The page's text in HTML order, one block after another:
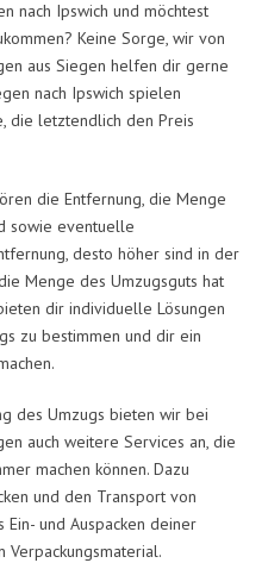
nach Ipswich und möchtest
Keine Sorge, wir von
aus Siegen helfen dir gerne
nach Ipswich spielen
die letztendlich den Preis
die Entfernung, die Menge
sowie eventuelle
desto höher sind in der
Menge des Umzugsguts hat
dir individuelle Lösungen
zu bestimmen und dir ein
des Umzugs bieten wir bei
auch weitere Services an, die
machen können. Dazu
und den Transport von
und Auspacken deiner
Verpackungsmaterial.